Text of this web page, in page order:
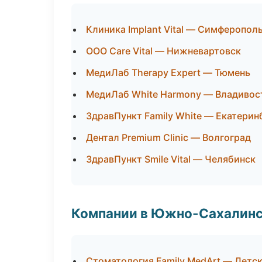
Клиника Implant Vital —
ООО Care Vital — Нижневартовск
МедиЛаб Therapy Expert — Тюмень
МедиЛаб White Harmony —
ЗдравПункт Family White —
Дентал Premium Clinic — Волгоград
ЗдравПункт Smile Vital — Челябинск
Компании в Южно-